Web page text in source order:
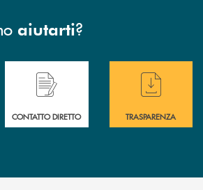
aiutarti?
delle filiali
Hai bisogno di assistenza immediata ?
CONTATTO DIRETTO
Hai bisogno di
TRASPARENZA